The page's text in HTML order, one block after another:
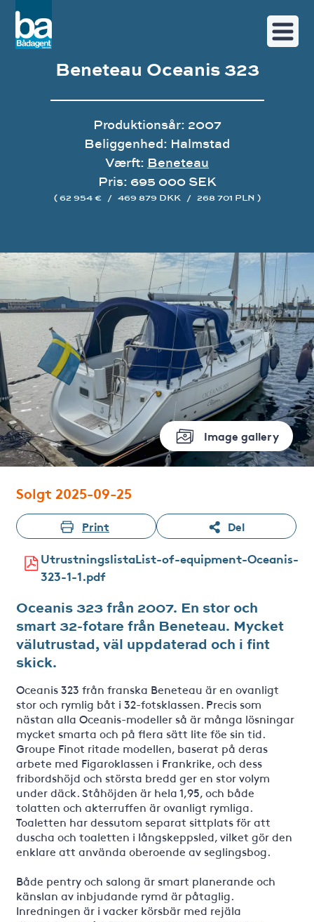
Image gallery
Beneteau Oceanis 323
Produktionsår: 2007
Beliggenhed: Halmstad
Værft: Beneteau
Pris: 695 000 SEK
( 62 954 € / 469 879 DKK / 268 701 PLN )
Solgt 2025-09-25
Print Del
UtrustningslistaList-of-equipment-Oceanis-
323-1-1.pdf
Oceanis 323 från 2007. En stor och
smart 32-fotare från Beneteau. Mycket
välutrustad, väl uppdaterad och i fint
skick.
Oceanis 323 från franska Beneteau är en ovanligt
stor och rymlig båt i 32-fotsklassen. Precis som
nästan alla Oceanis-modeller så är många lösningar
mycket smarta och på flera sätt lite föe sin tid.
Groupe Finot ritade modellen, baserat på deras
arbete med Figaroklassen i Frankrike, och dess
fribordshöjd och största bredd ger en stor volym
under däck. Ståhöjden är hela 1,95, och både
tolatten och akterruffen är ovanligt rymliga.
Toaletten har dessutom separat sittplats för att
duscha och toaletten i långskeppsled, vilket gör den
enklare att använda oberoende av seglingsbog.
Både pentry och salong är smart planerande och
känslan av inbjudande rymd är påtaglig.
Inredningen är i vacker körsbär med rejäla